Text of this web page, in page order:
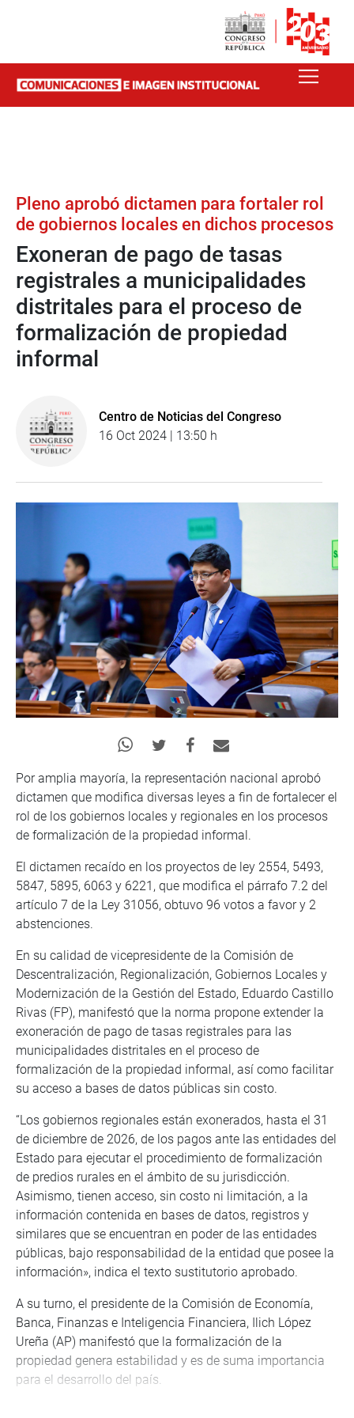
Pleno aprobó dictamen para fortaler rol
de gobiernos locales en dichos procesos
Exoneran de pago de tasas
registrales a municipalidades
distritales para el proceso de
formalización de propiedad
informal
Centro de Noticias del Congreso
16 Oct 2024 | 13:50 h
Por amplia mayoría, la representación nacional aprobó
dictamen que modifica diversas leyes a fin de fortalecer el
rol de los gobiernos locales y regionales en los procesos
de formalización de la propiedad informal.
El dictamen recaído en los proyectos de ley 2554, 5493,
5847, 5895, 6063 y 6221, que modifica el párrafo 7.2 del
artículo 7 de la Ley 31056, obtuvo 96 votos a favor y 2
abstenciones.
En su calidad de vicepresidente de la Comisión de
Descentralización, Regionalización, Gobiernos Locales y
Modernización de la Gestión del Estado, Eduardo Castillo
Rivas (FP), manifestó que la norma propone extender la
exoneración de pago de tasas registrales para las
municipalidades distritales en el proceso de
formalización de la propiedad informal, así como facilitar
su acceso a bases de datos públicas sin costo.
“Los gobiernos regionales están exonerados, hasta el 31
de diciembre de 2026, de los pagos ante las entidades del
Estado para ejecutar el procedimiento de formalización
de predios rurales en el ámbito de su jurisdicción.
Asimismo, tienen acceso, sin costo ni limitación, a la
información contenida en bases de datos, registros y
similares que se encuentran en poder de las entidades
públicas, bajo responsabilidad de la entidad que posee la
información», indica el texto sustitutorio aprobado.
A su turno, el presidente de la Comisión de Economía,
Banca, Finanzas e Inteligencia Financiera, Ilich López
Ureña (AP) manifestó que la formalización de la
propiedad genera estabilidad y es de suma importancia
para el desarrollo del país.